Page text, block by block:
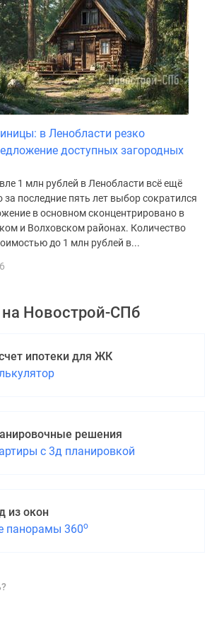
в Ленобласти резко
доступных загородных
1 млн рублей в Ленобласти всё ещё
последние пять лет выбор сократился
в основном сконцентрировано в
и Волховском районах. Количество
до 1 млн рублей в...
Новострой-СПб
ипотеки для ЖК
решения
с 3д планировкой
из окон
панорамы 360о